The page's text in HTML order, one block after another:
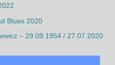
Blues 2020
– 29.09.1954 / 27.07.2020